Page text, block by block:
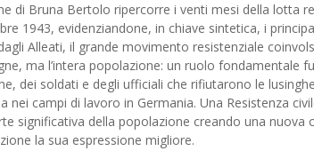
di Bruna Bertolo ripercorre i venti mesi della lotta
1943, evidenziandone, in chiave sintetica, i
Alleati, il grande movimento resistenziale
ma l’intera popolazione: un ruolo fondamentale
dei soldati e degli ufficiali che rifiutarono le
nei campi di lavoro in Germania. Una Resistenza
significativa della popolazione creando una nuova
la sua espressione migliore.